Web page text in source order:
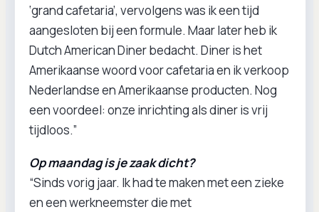
‘grand cafetaria’, vervolgens was ik een tijd
aangesloten bij een formule. Maar later heb ik
Dutch American Diner bedacht. Diner is het
Amerikaanse woord voor cafetaria en ik verkoop
Nederlandse en Amerikaanse producten. Nog
een voordeel: onze inrichting als diner is vrij
tijdloos.”
Op maandag is je zaak dicht?
“Sinds vorig jaar. Ik had te maken met een zieke
en een werkneemster die met